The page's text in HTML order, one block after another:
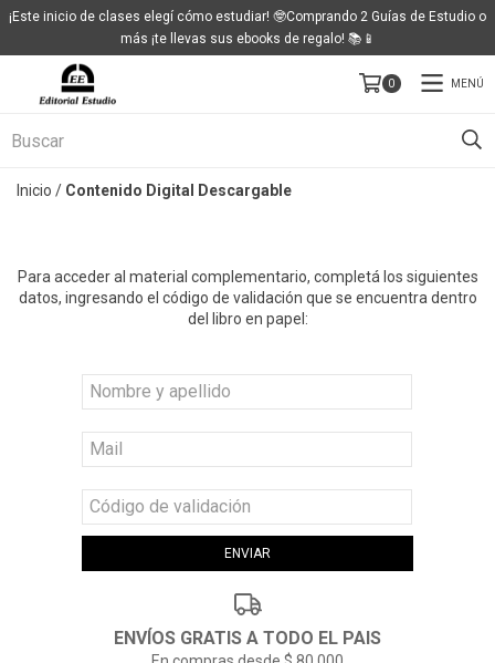
¡Este inicio de clases elegí cómo estudiar! 🤓Comprando 2 Guías de Estudio o
más ¡te llevas sus ebooks de regalo! 📚📱
0 MENÚ
Inicio / Contenido Digital Descargable
Para acceder al material complementario, completá los siguientes
datos, ingresando el código de validación que se encuentra dentro
del libro en papel:
ENVÍOS GRATIS A TODO EL PAIS